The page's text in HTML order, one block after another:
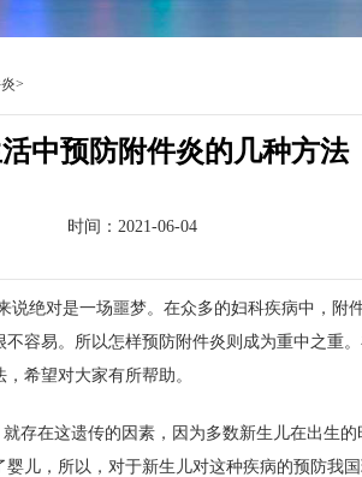
>
活中预防附件炎的几种方法
时间：2021-06-04
说绝对是一场噩梦。在众多的妇科疾病中，附
容易。所以怎样预防附件炎则成为重中之重
希望对大家有所帮助。
存在这遗传的因素，因为多数新生儿在出生
儿，所以，对于新生儿对这种疾病的预防我